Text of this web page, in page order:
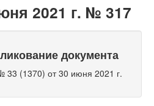
2021 г. № 317
документа
33 (1370) от 30 июня 2021 г.